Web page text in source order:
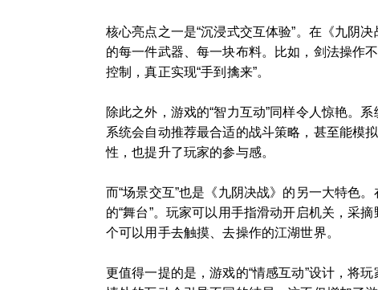
核心亮点之一是“沉浸式交互体验”。在《九阴
的每一件武器、每一块布料。比如，剑法操作
控制，真正实现“手到擒来”。
除此之外，游戏的“智力互动”同样令人惊艳。
系统会自动推荐最合适的战斗策略，甚至能模
性，也提升了玩家的参与感。
而“场景交互”也是《九阴决战》的另一大特色
的“舞台”。玩家可以用手指滑动开启机关，采
个可以用手去触摸、去操作的江湖世界。
更值得一提的是，游戏的“情感互动”设计，将